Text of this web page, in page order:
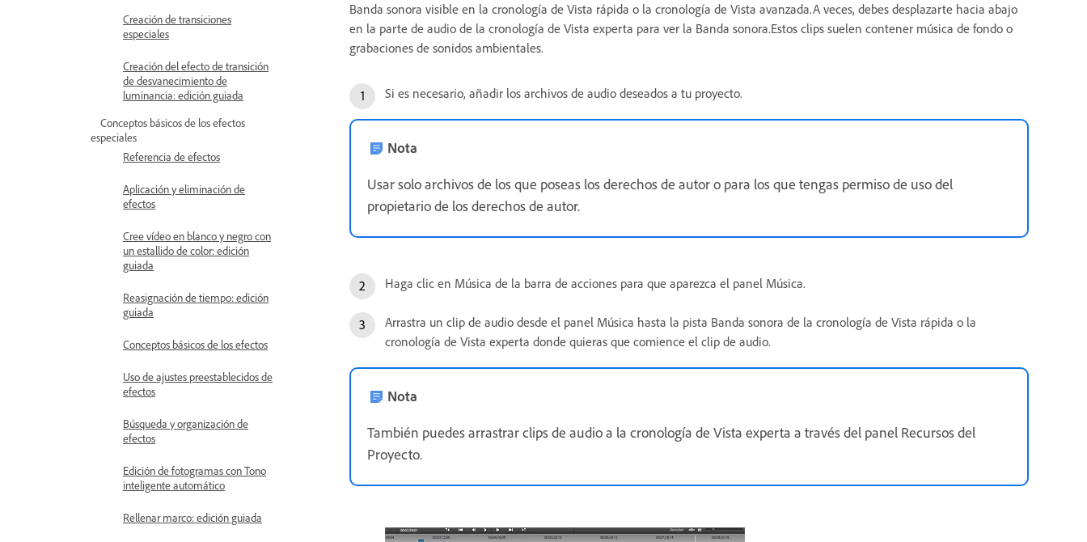
Creación de transiciones
especiales
Creación del efecto de transición
de desvanecimiento de
luminancia: edición guiada
Conceptos básicos de los efectos
especiales
Referencia de efectos
Aplicación y eliminación de
efectos
Cree vídeo en blanco y negro con
un estallido de color: edición
guiada
Reasignación de tiempo: edición
guiada
Conceptos básicos de los efectos
Uso de ajustes preestablecidos de
efectos
Búsqueda y organización de
efectos
Edición de fotogramas con Tono
inteligente automático
Rellenar marco: edición guiada
Banda sonora visible en la cronología de Vista rápida o la cronología de Vista avanzada.A veces, debes desplazarte hacia abajo
en la parte de audio de la cronología de Vista experta para ver la Banda sonora.Estos clips suelen contener música de fondo o
grabaciones de sonidos ambientales.
Si es necesario, añadir los archivos de audio deseados a tu proyecto.
Nota
Usar solo archivos de los que poseas los derechos de autor o para los que tengas permiso de uso del
propietario de los derechos de autor.
Haga clic en Música de la barra de acciones para que aparezca el panel Música.
Arrastra un clip de audio desde el panel Música hasta la pista Banda sonora de la cronología de Vista rápida o la
cronología de Vista experta donde quieras que comience el clip de audio.
Nota
También puedes arrastrar clips de audio a la cronología de Vista experta a través del panel Recursos del
Proyecto.